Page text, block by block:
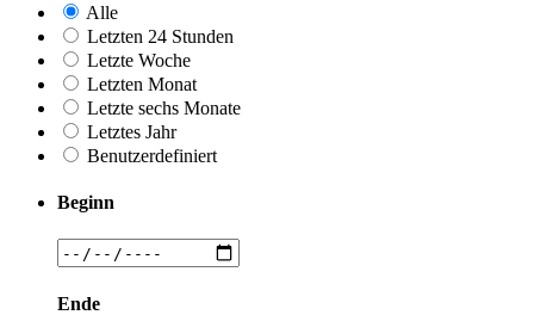
Alle
Letzten 24 Stunden
Letzte Woche
Letzten Monat
Letzte sechs Monate
Letztes Jahr
Benutzerdefiniert
Beginn
Ende